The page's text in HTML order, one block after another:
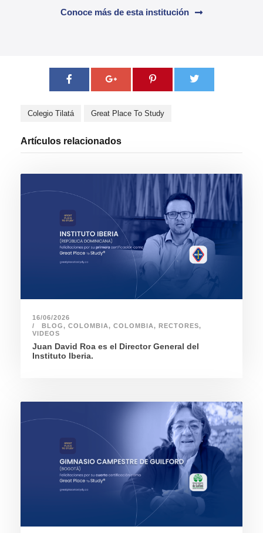
Conoce más de esta institución
Colegio Tilatá Great Place To Study
Artículos relacionados
16/06/2026
BLOG, COLOMBIA, COLOMBIA, RECTORES,
VIDEOS
Juan David Roa es el Director General del
Instituto Iberia.